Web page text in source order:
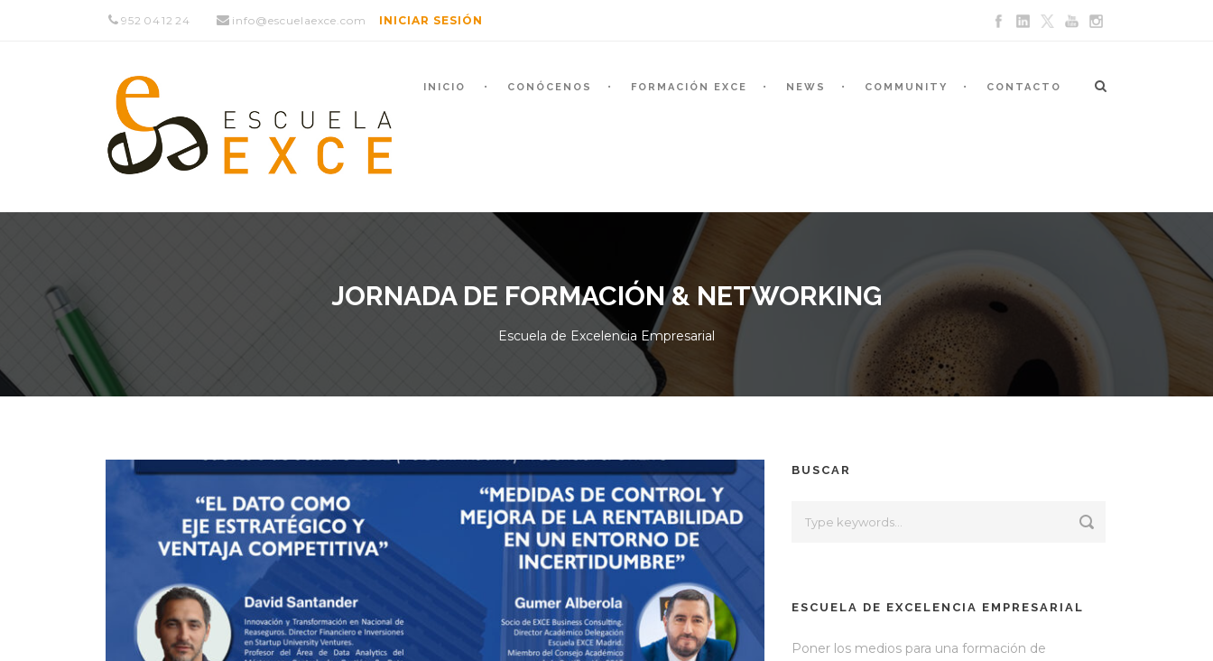
952 04 12 24 info@escuelaexce.com INICIAR SESIÓN
INICIO CONÓCENOS FORMACIÓN EXCE NEWS COMMUNITY CONTACTO
JORNADA DE FORMACIÓN & NETWORKING
Escuela de Excelencia Empresarial
BUSCAR
ESCUELA DE EXCELENCIA EMPRESARIAL
Poner los medios para una formación de